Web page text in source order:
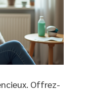
Offrez-